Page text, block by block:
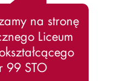
na stronę
Liceum
99 STO